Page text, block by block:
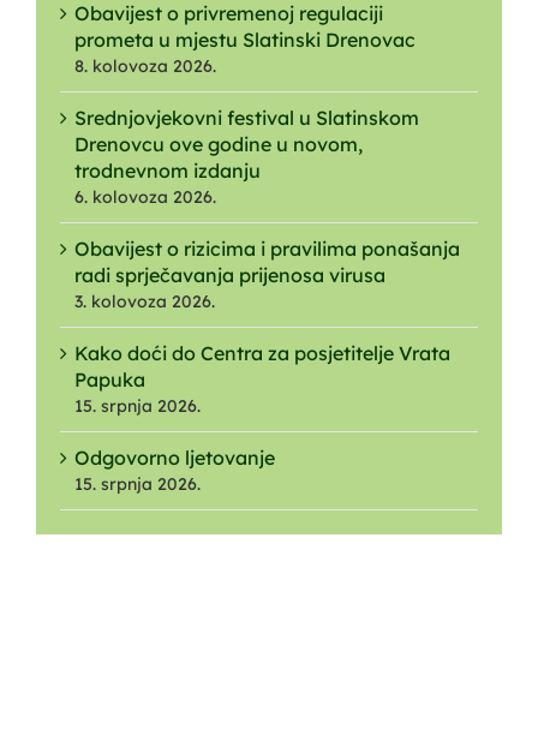
Obavijest o privremenoj regulaciji
prometa u mjestu Slatinski Drenovac
8. kolovoza 2026.
Srednjovjekovni festival u Slatinskom
Drenovcu ove godine u novom,
trodnevnom izdanju
6. kolovoza 2026.
Obavijest o rizicima i pravilima ponašanja
radi sprječavanja prijenosa virusa
3. kolovoza 2026.
Kako doći do Centra za posjetitelje Vrata
Papuka
15. srpnja 2026.
Odgovorno ljetovanje
15. srpnja 2026.